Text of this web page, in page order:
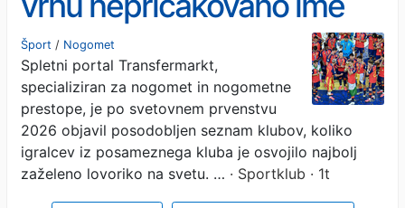
Šport / Nogomet
Spletni portal Transfermarkt,
specializiran za nogomet in nogometne
prestope, je po svetovnem prvenstvu
2026 objavil posodobljen seznam klubov, koliko
igralcev iz posameznega kluba je osvojilo najbolj
zaželeno lovoriko na svetu. … · Sportklub · 1t